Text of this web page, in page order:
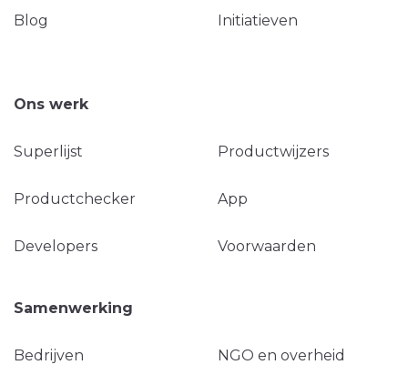
Blog Initiatieven
Ons werk
Superlijst Productwijzers
Productchecker App
Developers Voorwaarden
Samenwerking
Bedrijven NGO en overheid